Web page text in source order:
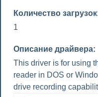
Количество
1
Описание драйвера:
This driver is for using
reader in DOS or
drive recording